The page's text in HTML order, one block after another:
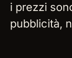
i prezzi
pubblicità,